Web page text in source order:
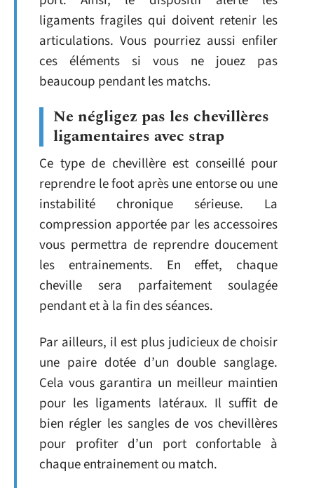
ligaments fragiles qui doivent retenir les
articulations. Vous pourriez aussi enfiler
ces éléments si vous ne jouez pas
beaucoup pendant les matchs.
Ne négligez pas les chevillères
ligamentaires avec strap
Ce type de chevillère est conseillé pour
reprendre le foot après une entorse ou une
instabilité chronique sérieuse. La
compression apportée par les accessoires
vous permettra de reprendre doucement
les entrainements. En effet, chaque
cheville sera parfaitement soulagée
pendant et à la fin des séances.
Par ailleurs, il est plus judicieux de choisir
une paire dotée d’un double sanglage.
Cela vous garantira un meilleur maintien
pour les ligaments latéraux. Il suffit de
bien régler les sangles de vos chevillères
pour profiter d’un port confortable à
chaque entrainement ou match.